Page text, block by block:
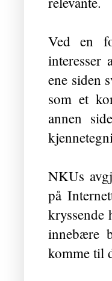
Ved en
interesser
ene siden
som et
annen
NKUs
på
innebære
komme til